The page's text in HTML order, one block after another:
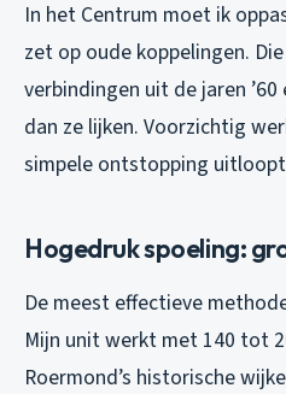
In het Centrum moet ik
zet op oude koppelingen.
verbindingen uit de jaren ’60
dan ze lijken. Voorzichtig
simpele ontstopping
Hogedruk spoeling:
De meest effectieve
Mijn unit werkt met 140 tot
Roermond’s historische